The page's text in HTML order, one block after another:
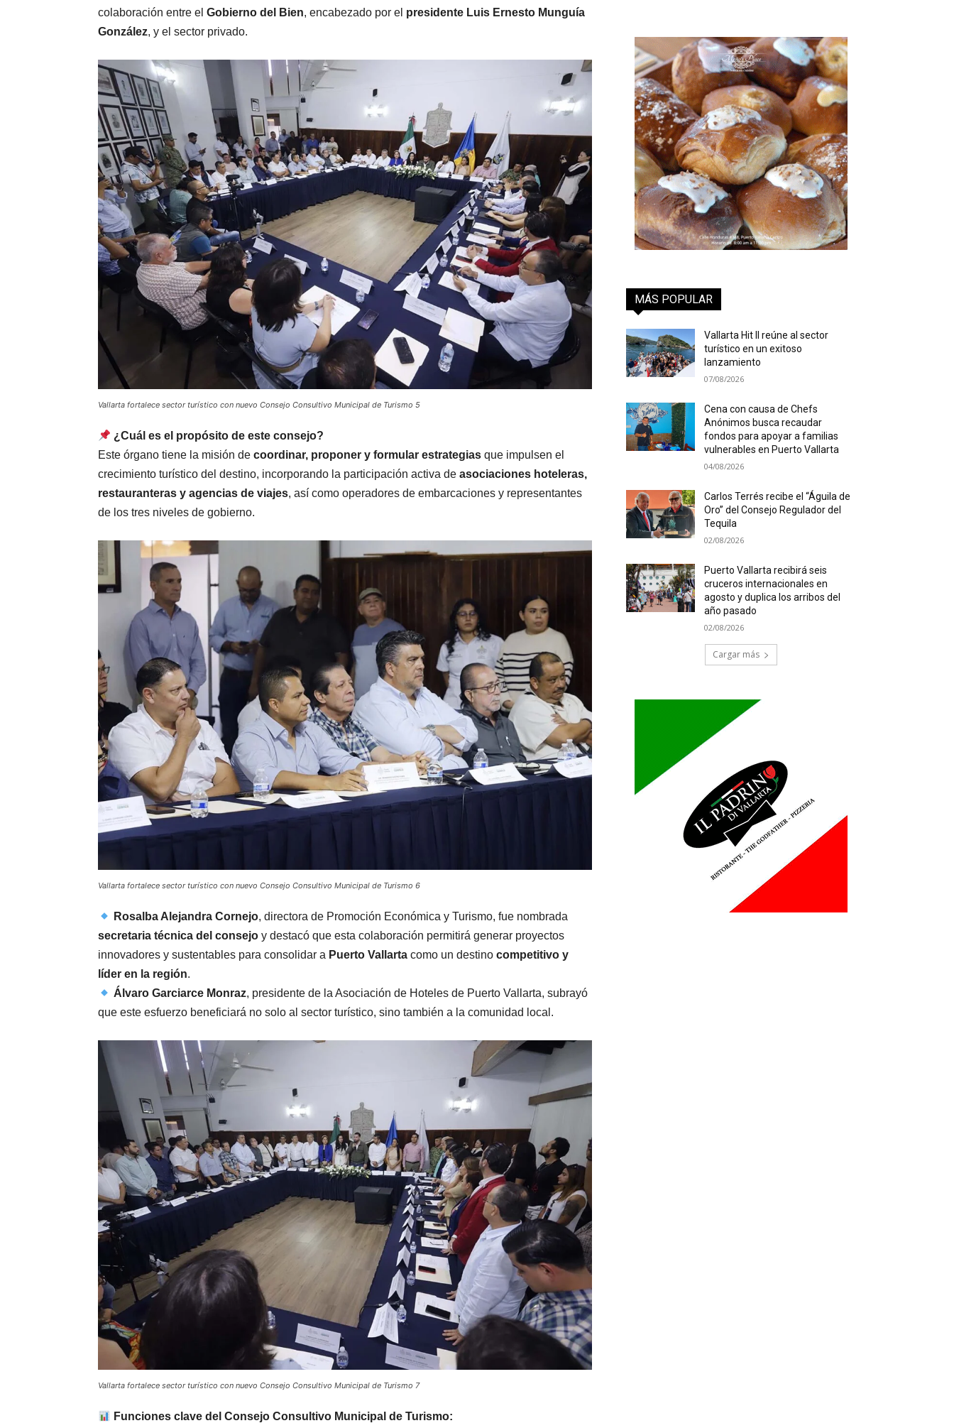
colaboración entre el Gobierno del Bien, encabezado por el presidente Luis Ernesto Munguía
González, y el sector privado.
Vallarta fortalece sector turístico con nuevo Consejo Consultivo Municipal de Turismo 5
¿Cuál es el propósito de este consejo?
Este órgano tiene la misión de coordinar, proponer y formular estrategias que impulsen el
crecimiento turístico del destino, incorporando la participación activa de asociaciones hoteleras,
restauranteras y agencias de viajes, así como operadores de embarcaciones y representantes
de los tres niveles de gobierno.
Vallarta fortalece sector turístico con nuevo Consejo Consultivo Municipal de Turismo 6
Rosalba Alejandra Cornejo, directora de Promoción Económica y Turismo, fue nombrada
secretaria técnica del consejo y destacó que esta colaboración permitirá generar proyectos
innovadores y sustentables para consolidar a Puerto Vallarta como un destino competitivo y
líder en la región.
Álvaro Garciarce Monraz, presidente de la Asociación de Hoteles de Puerto Vallarta, subrayó
que este esfuerzo beneficiará no solo al sector turístico, sino también a la comunidad local.
Vallarta fortalece sector turístico con nuevo Consejo Consultivo Municipal de Turismo 7
Funciones clave del Consejo Consultivo Municipal de Turismo:
MÁS POPULAR
Vallarta Hit II reúne al sector
turístico en un exitoso
lanzamiento
07/08/2026
Cena con causa de Chefs
Anónimos busca recaudar
fondos para apoyar a familias
vulnerables en Puerto Vallarta
04/08/2026
Carlos Terrés recibe el “Águila de
Oro” del Consejo Regulador del
Tequila
02/08/2026
Puerto Vallarta recibirá seis
cruceros internacionales en
agosto y duplica los arribos del
año pasado
02/08/2026
Cargar más